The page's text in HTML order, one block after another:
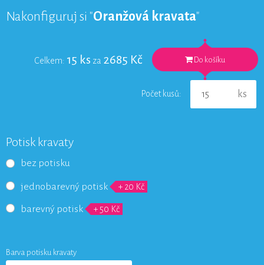
Nakonfiguruj si "Oranžová kravata"
Do košíku
Celkem: 15 ks za 2685 Kč
Počet kusů: ks
Potisk kravaty
bez potisku
jednobarevný potisk + 20 Kč
barevný potisk + 50 Kč
Barva potisku kravaty